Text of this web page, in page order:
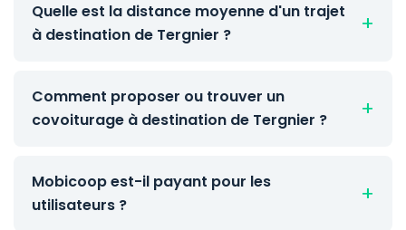
Quelle est la distance moyenne d'un trajet
à destination de Tergnier ?
Comment proposer ou trouver un
covoiturage à destination de Tergnier ?
Mobicoop est-il payant pour les
utilisateurs ?